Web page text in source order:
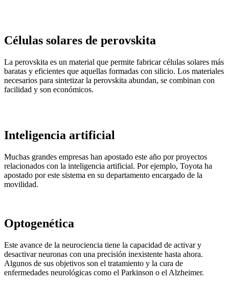
Células solares de perovskita
La perovskita es un material que permite fabricar células solares más
baratas y eficientes que aquellas formadas con silicio. Los materiales
necesarios para sintetizar la perovskita abundan, se combinan con
facilidad y son económicos.
Inteligencia artificial
Muchas grandes empresas han apostado este año por proyectos
relacionados con la inteligencia artificial. Por ejemplo, Toyota ha
apostado por este sistema en su departamento encargado de la
movilidad.
Optogenética
Este avance de la neurociencia tiene la capacidad de activar y
desactivar neuronas con una precisión inexistente hasta ahora.
Algunos de sus objetivos son el tratamiento y la cura de
enfermedades neurológicas como el Parkinson o el Alzheimer.